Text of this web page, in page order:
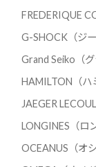
FREDERIQUE
G-SHOCK（ジー
Grand Seiko（グ
HAMILTON（ハ
JAEGER
LONGINES（ロ
OCEANUS（オ